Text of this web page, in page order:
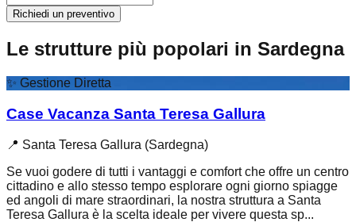
Richiedi un preventivo
Le strutture più popolari in Sardegna
✨ Gestione Diretta
Case Vacanza Santa Teresa Gallura
📍 Santa Teresa Gallura (Sardegna)
Se vuoi godere di tutti i vantaggi e comfort che offre un centro
cittadino e allo stesso tempo esplorare ogni giorno spiagge
ed angoli di mare straordinari, la nostra struttura a Santa
Teresa Gallura è la scelta ideale per vivere questa sp...